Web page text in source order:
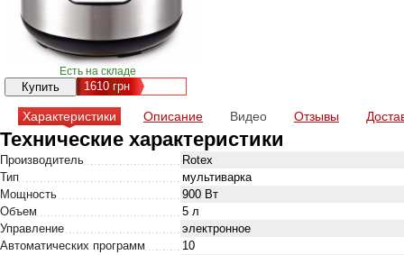
Есть на складе
1610 грн
Характеристики Описание Видео Отзывы
Технические характеристики
Производитель
Rotex
Тип
мультиварка
Мощность
900 Вт
Объем
5 л
Управление
электронное
Автоматических программ
10